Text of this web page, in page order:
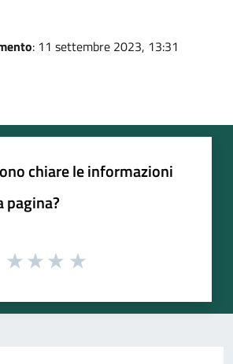
: 11 settembre 2023, 13:31
chiare le informazioni
pagina?